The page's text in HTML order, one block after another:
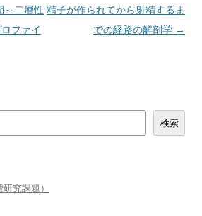
～二層性
ファイ
精子が作られてから射精するま
での経路の解剖学 →
検索
究課題）